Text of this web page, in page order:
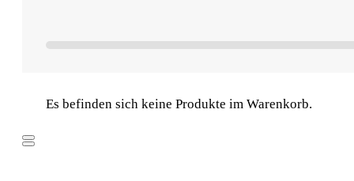
Es befinden sich keine Produkte im Warenkorb.